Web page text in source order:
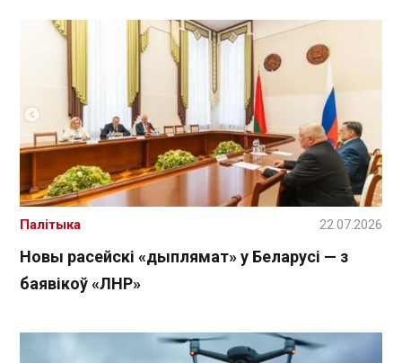
Новы расейскі «дыплямат» у Беларусі — з
баявікоў «ЛНР»
Палітыка 22.07.2026